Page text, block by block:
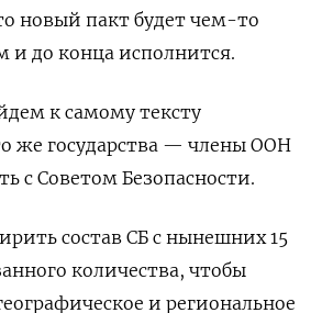
новый пакт будет чем-то
до конца исполнится.
к самому тексту
же государства — члены ООН
с Советом Безопасности.
состав СБ с нынешних 15
количества, чтобы
и региональное